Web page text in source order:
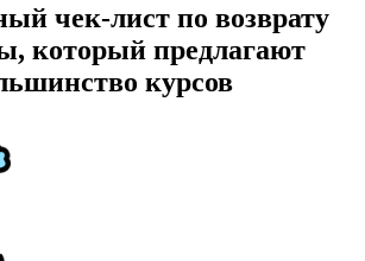
чек-лист по возврату
который предлагают
курсов